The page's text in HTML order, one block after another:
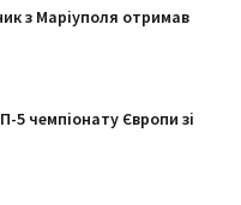
з Маріуполя отримав
5 чемпіонату Європи зі